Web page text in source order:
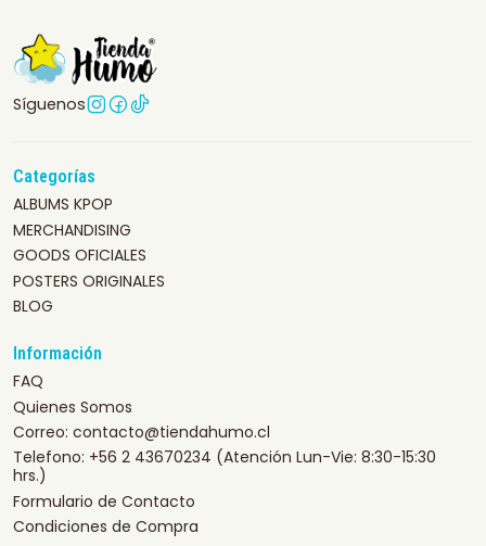
Síguenos
Categorías
ALBUMS KPOP
MERCHANDISING
GOODS OFICIALES
POSTERS ORIGINALES
BLOG
Información
FAQ
Quienes Somos
Correo: contacto@tiendahumo.cl
Telefono: +56 2 43670234 (Atención Lun-Vie: 8:30-15:30
hrs.)
Formulario de Contacto
Condiciones de Compra